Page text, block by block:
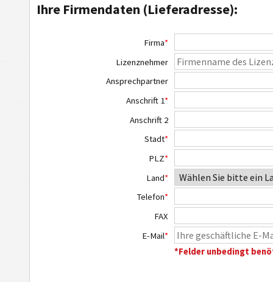
Ihre Firmendaten (Lieferadresse):
Firma*
Lizenznehmer
Ansprechpartner
Anschrift 1*
Anschrift 2
Stadt*
PLZ*
Land*
Telefon*
FAX
E-Mail*
*Felder unbedingt